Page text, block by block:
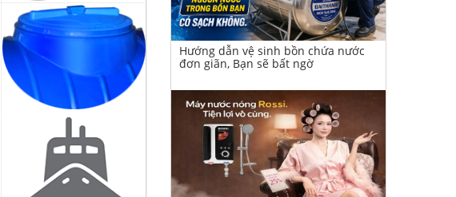
Hướng dẫn vệ sinh bồn chứa nước
đơn giãn, Bạn sẽ bất ngờ